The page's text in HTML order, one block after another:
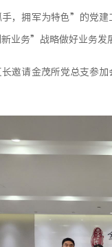
，拥军为特色”的党
业务”战略做好业务
邀请金茂所党总支参